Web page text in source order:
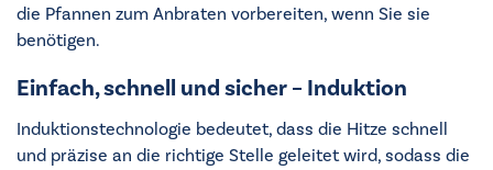
die Pfannen zum Anbraten vorbereiten, wenn Sie sie
benötigen.
Einfach, schnell und sicher – Induktion
Induktionstechnologie bedeutet, dass die Hitze schnell
und präzise an die richtige Stelle geleitet wird, sodass die